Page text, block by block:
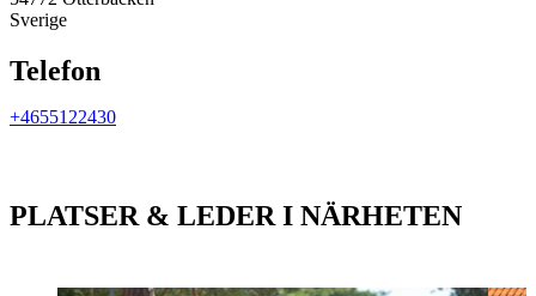
Sverige
Telefon
+4655122430
PLATSER & LEDER I NÄRHETEN